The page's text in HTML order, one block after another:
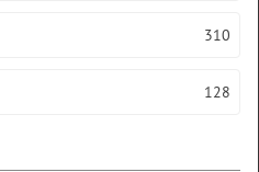
310
128